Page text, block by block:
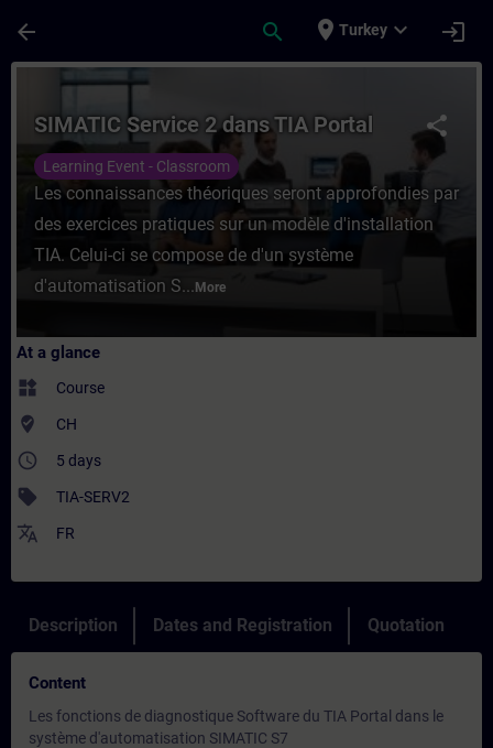
arrow_back search place Turkey expand_more login
Course - SIMATIC Service 2 dans TIA
share
SIMATIC Service 2 dans TIA Portal
Learning Event - Classroom
Les connaissances théoriques seront approfondies par
des exercices pratiques sur un modèle d'installation
TIA. Celui-ci se compose de d'un système
d'automatisation S... More
At a glance
widgets Course
where_to_vote CH
access_time 5 days
sell TIA-SERV2
translate FR
Description Dates and Registration Quotation
Content
Les fonctions de diagnostique Software du TIA Portal dans le
système d'automatisation SIMATIC S7